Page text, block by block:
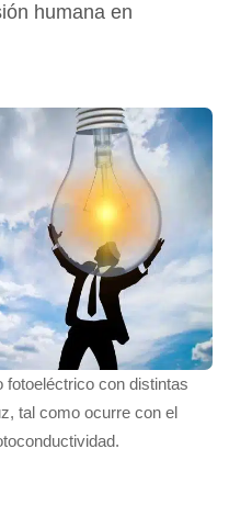
humana en
con distintas
tal como ocurre con el